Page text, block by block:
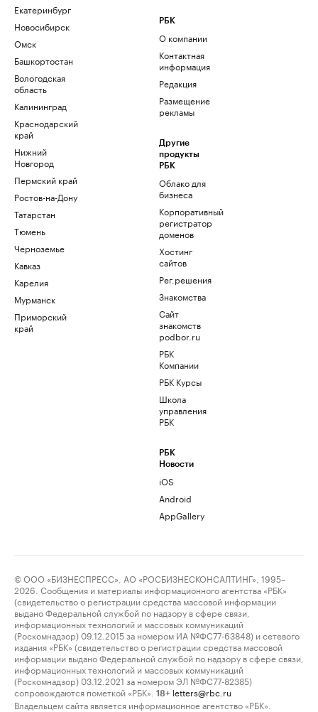
Екатеринбург
Новосибирск
Омск
Башкортостан
Вологодская
область
Калининград
Краснодарский
край
Нижний
Новгород
Пермский край
Ростов-на-Дону
Татарстан
Тюмень
Черноземье
Кавказ
Карелия
Мурманск
Приморский
край
РБК
О компании
Контактная
информация
Редакция
Размещение
рекламы
Другие
продукты
РБК
Облако для
бизнеса
Корпоративный
регистратор
доменов
Хостинг
сайтов
Рег.решения
Знакомства
Сайт
знакомств
podbor.ru
РБК
Компании
РБК Курсы
Школа
управления
РБК
РБК
Новости
iOS
Android
AppGallery
© ООО «БИЗНЕСПРЕСС», АО «РОСБИЗНЕСКОНСАЛТИНГ», 1995–
2026. Сообщения и материалы информационного агентства «РБК»
(свидетельство о регистрации средства массовой информации
выдано Федеральной службой по надзору в сфере связи,
информационных технологий и массовых коммуникаций
(Роскомнадзор) 09.12.2015 за номером ИА №ФС77-63848) и сетевого
издания «РБК» (свидетельство о регистрации средства массовой
информации выдано Федеральной службой по надзору в сфере связи,
информационных технологий и массовых коммуникаций
(Роскомнадзор) 03.12.2021 за номером ЭЛ №ФС77-82385)
сопровождаются пометкой «РБК».
18+ letters@rbc.ru
Владельцем сайта является информационное агентство «РБК».